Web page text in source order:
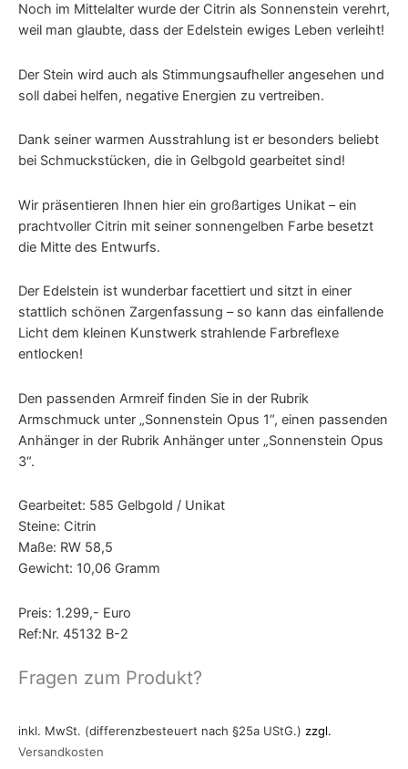
Noch im Mittelalter wurde der Citrin als Sonnenstein verehrt,
weil man glaubte, dass der Edelstein ewiges Leben verleiht!
Der Stein wird auch als Stimmungsaufheller angesehen und
soll dabei helfen, negative Energien zu vertreiben.
Dank seiner warmen Ausstrahlung ist er besonders beliebt
bei Schmuckstücken, die in Gelbgold gearbeitet sind!
Wir präsentieren Ihnen hier ein großartiges Unikat – ein
prachtvoller Citrin mit seiner sonnengelben Farbe besetzt
die Mitte des Entwurfs.
Der Edelstein ist wunderbar facettiert und sitzt in einer
stattlich schönen Zargenfassung – so kann das einfallende
Licht dem kleinen Kunstwerk strahlende Farbreflexe
entlocken!
Den passenden Armreif finden Sie in der Rubrik
Armschmuck unter „Sonnenstein Opus 1“, einen passenden
Anhänger in der Rubrik Anhänger unter „Sonnenstein Opus
3“.
Gearbeitet: 585 Gelbgold / Unikat
Steine: Citrin
Maße: RW 58,5
Gewicht: 10,06 Gramm
Preis: 1.299,- Euro
Ref:Nr. 45132 B-2
Fragen zum Produkt?
inkl. MwSt. (differenzbesteuert nach §25a UStG.) zzgl.
Versandkosten